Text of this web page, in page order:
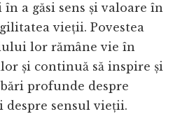
a găsi sens și valoare în
vieții. Povestea
lor rămâne vie în
și continuă să inspire și
profunde despre
despre sensul vieții.